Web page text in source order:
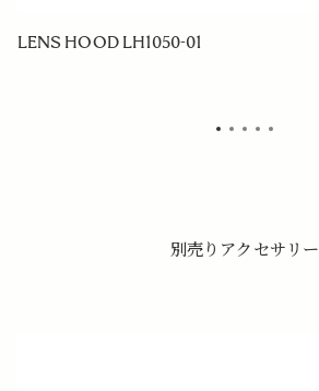
LENS HOOD LH1050-01
別売りアクセサリー